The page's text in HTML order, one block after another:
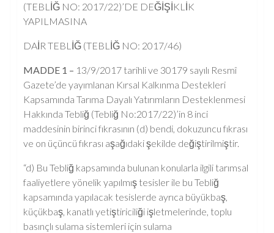
(TEBLİĞ NO: 2017/22)’DE DEĞİŞİKLİK
YAPILMASINA
DAİR TEBLİĞ (TEBLİĞ NO: 2017/46)
MADDE 1 – 13/9/2017 tarihli ve 30179 sayılı Resmî
Gazete’de yayımlanan Kırsal Kalkınma Destekleri
Kapsamında Tarıma Dayalı Yatırımların Desteklenmesi
Hakkında Tebliğ (Tebliğ No:2017/22)’in 8 inci
maddesinin birinci fıkrasının (d) bendi, dokuzuncu fıkrası
ve on üçüncü fıkrası aşağıdaki şekilde değiştirilmiştir.
“d) Bu Tebliğ kapsamında bulunan konularla ilgili tarımsal
faaliyetlere yönelik yapılmış tesisler ile bu Tebliğ
kapsamında yapılacak tesislerde ayrıca büyükbaş,
küçükbaş, kanatlı yetiştiriciliği işletmelerinde, toplu
basınçlı sulama sistemleri için sulama